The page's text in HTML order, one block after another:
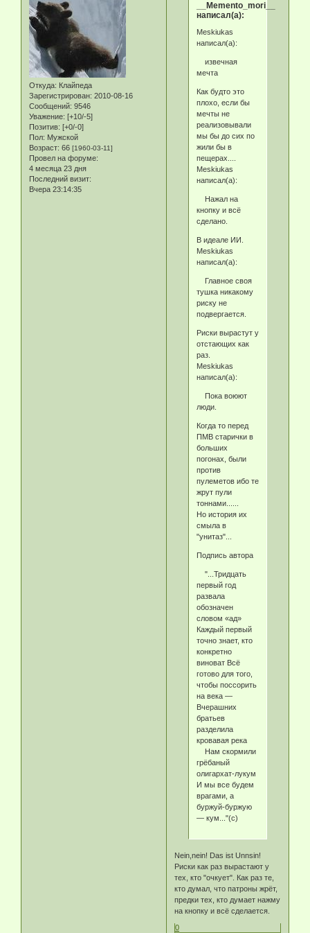
Откуда: Клайпеда
Зарегистрирован: 2010-08-16
Сообщений: 9546
Уважение: [+10/-5]
Позитив: [+0/-0]
Пол: Мужской
Возраст: 66 [1960-03-11]
Провел на форуме:
4 месяца 23 дня
Последний визит:
Вчера 23:14:35
__Memento_mori__
написал(а):
Meskiukas
написал(а):
извечная
мечта
Как будто это
плохо, если бы
мечты не
реализовывали
мы бы до сих по
жили бы в
пещерах....
Meskiukas
написал(а):
Нажал на
кнопку и всё
сделано.
В идеале ИИ.
Meskiukas
написал(а):
Главное своя
тушка никакому
риску не
подвергается.
Риски вырастут у
отстающих как
раз.
Meskiukas
написал(а):
Пока воюют
люди.
Когда то перед
ПМВ старички в
больших
погонах, были
против
пулеметов ибо те
жрут пули
тоннами......
Но история их
смыла в
"унитаз"...
Подпись автора
"...Тридцать
первый год
развала
обозначен
словом «ад»
Каждый первый
точно знает, кто
конкретно
виноват Всё
готово для того,
чтобы поссорить
на века —
Вчерашних
братьев
разделила
кровавая река
Нам скормили
грёбаный
олигархат-лукум
И мы все будем
врагами, а
буржуй-буржую
— кум..."(с)
Nein,nein! Das ist Unnsin!
Риски как раз вырастают у
тех, кто "очкует". Как раз те,
кто думал, что патроны жрёт,
предки тех, кто думает нажму
на кнопку и всё сделается.
0